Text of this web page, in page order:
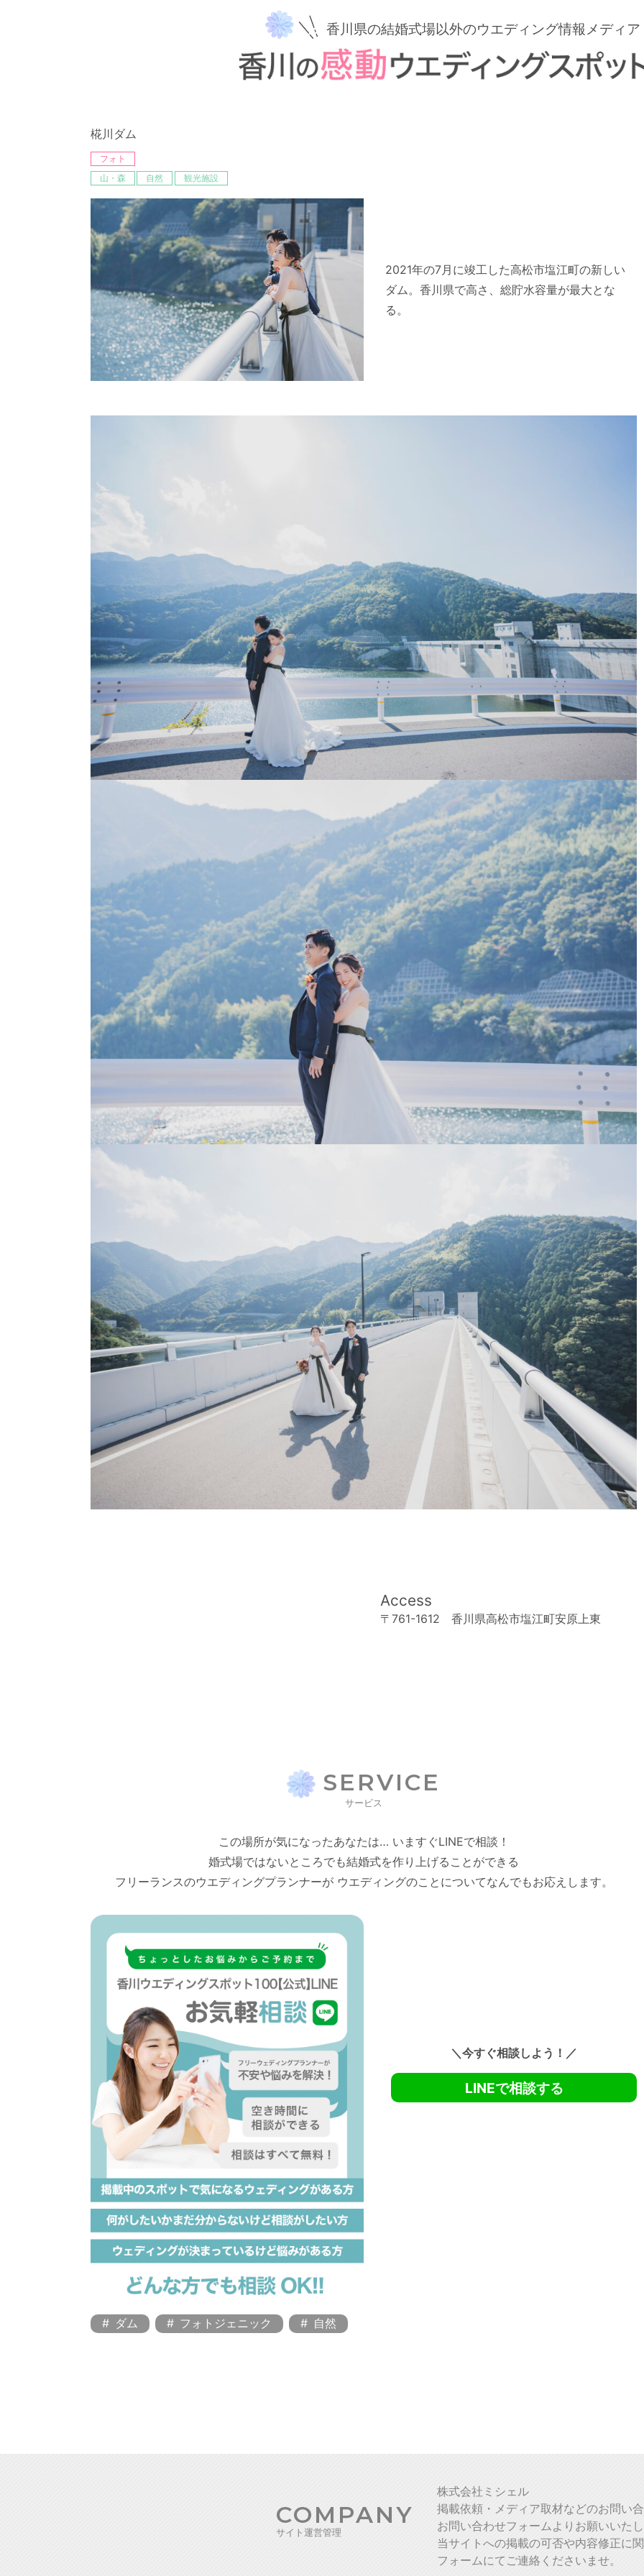
香川県の結婚式場以外のウエディング情報メディア
椛川ダム
フォト
山・森
自然 観光施設
2021年の7月に竣工した高松市塩江町の新しい
ダム。香川県で高さ、総貯水容量が最大とな
る。
Access
〒761-1612 香川県高松市塩江町安原上東
SERVICE
サービス
この場所が気になったあなたは… いますぐLINEで相談！
婚式場ではないところでも結婚式を作り上げることができる
フリーランスのウエディングプランナーが ウエディングのことについてなんでもお応えします。
＼今すぐ相談しよう！／
LINEで相談する
ダム フォトジェニック 自然
COMPANY
サイト運営管理
株式会社ミシェル
掲載依頼・メディア取材などのお問い
お問い合わせフォームよりお願いいた
当サイトへの掲載の可否や内容修正に
フォームにてご連絡くださいませ。